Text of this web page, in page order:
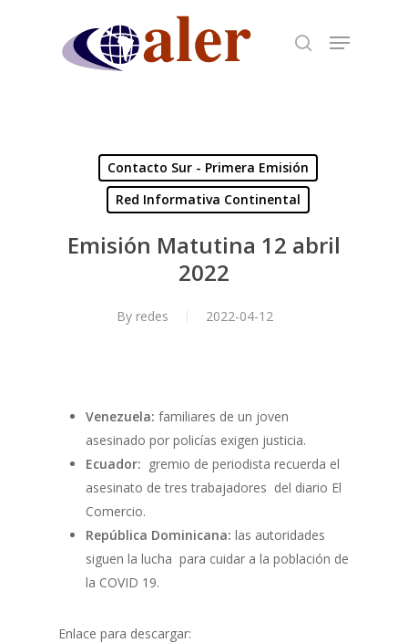
Contacto Sur - Primera Emisión
Red Informativa Continental
Emisión Matutina 12 abril
2022
By redes 2022-04-12
Venezuela: familiares de un joven
asesinado por policías exigen justicia.
Ecuador: gremio de periodista recuerda el
asesinato de tres trabajadores del diario El
Comercio.
República Dominicana: las autoridades
siguen la lucha para cuidar a la población de
la COVID 19.
Enlace para descargar: